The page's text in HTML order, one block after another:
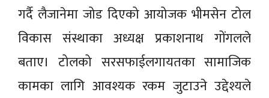
गर्दै लैजानेमा जोड दिएको आयोजक भीमसेन टोल
विकास संस्थाका अध्यक्ष प्रकाशनाथ गोंगलले
बताए। टोलको सरसफाईलगायतका सामाजिक
कामका लागि आवश्यक रकम जुटाउने उद्देश्यले